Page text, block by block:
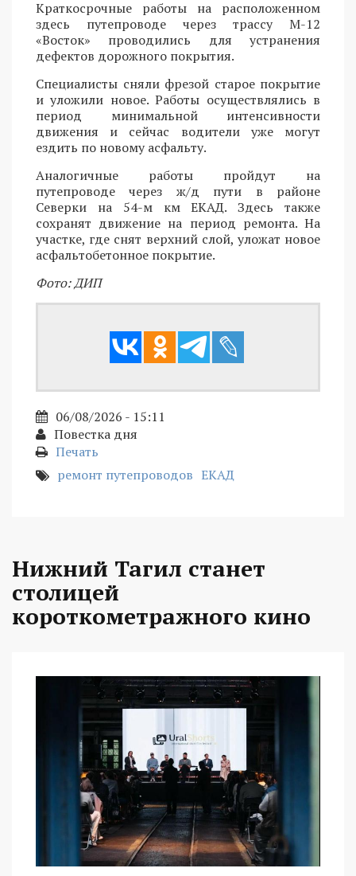
Краткосрочные работы на расположенном
здесь путепроводе через трассу М-12
«Восток» проводились для устранения
дефектов дорожного покрытия.
Специалисты сняли фрезой старое покрытие
и уложили новое. Работы осуществлялись в
период минимальной интенсивности
движения и сейчас водители уже могут
ездить по новому асфальту.
Аналогичные работы пройдут на
путепроводе через ж/д пути в районе
Северки на 54-м км ЕКАД. Здесь также
сохранят движение на период ремонта. На
участке, где снят верхний слой, уложат новое
асфальтобетонное покрытие.
Фото: ДИП
06/08/2026 - 15:11
Повестка дня
Печать
ремонт путепроводов ЕКАД
Нижний Тагил станет
столицей
короткометражного кино